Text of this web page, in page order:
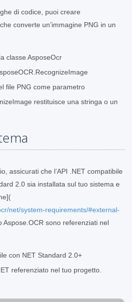
di codice, puoi creare
converte un’immagine PNG in un
classe AsposeOcr
file PNG come parametro
restituisce una stringa o un
assicurati che l’API .NET compatibile
2.0 sia installata sul tuo sistema e
net/system-requirements/#external-
Aspose.OCR sono referenziati nel
con NET Standard 2.0+
referenziato nel tuo progetto.